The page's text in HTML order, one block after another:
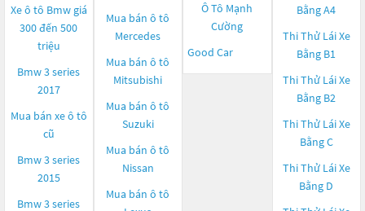
Xe ô tô Bmw giá
300 đến 500
triệu
Bmw 3 series
2017
Mua bán xe ô tô
cũ
Bmw 3 series
2015
Bmw 3 series
Mua bán ô tô
Mercedes
Mua bán ô tô
Mitsubishi
Mua bán ô tô
Suzuki
Mua bán ô tô
Nissan
Mua bán ô tô
Ô Tô Mạnh
Cường
Good Car
Bằng A4
Thi Thử Lái Xe
Bằng B1
Thi Thử Lái Xe
Bằng B2
Thi Thử Lái Xe
Bằng C
Thi Thử Lái Xe
Bằng D